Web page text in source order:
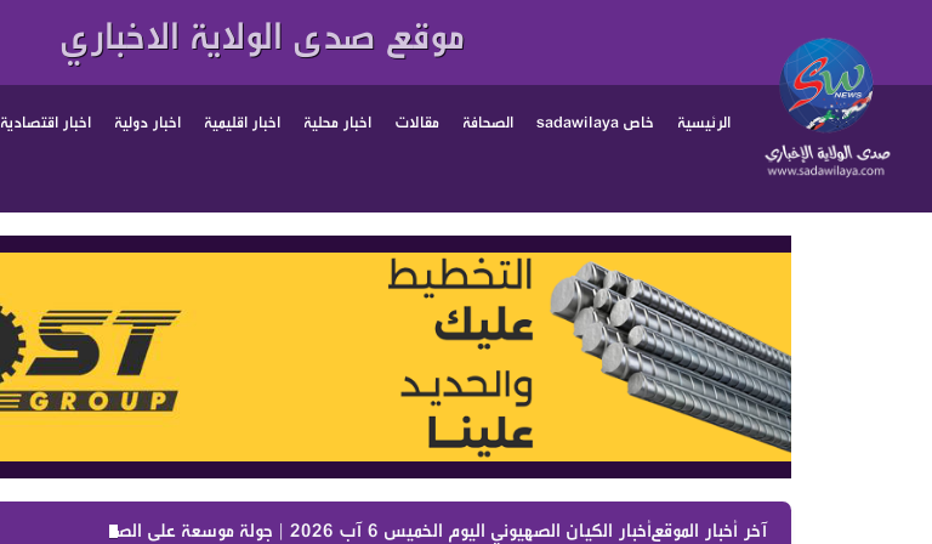
موقع صدى الولاية الاخباري
الرئيسية خاص sadawilaya الصحافة مقالات اخبار محلية اخبار اقليمية اخبار دولية اخبار اقتصادية
آخر أخبار الموقع :